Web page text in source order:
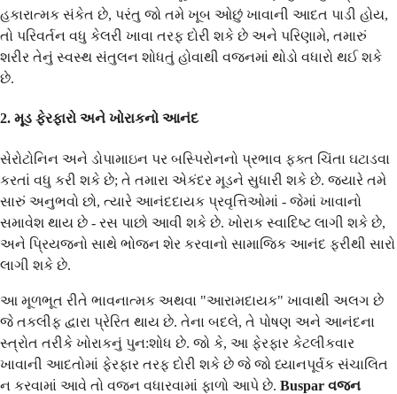
હકારાત્મક સંકેત છે, પરંતુ જો તમે ખૂબ ઓછું ખાવાની આદત પાડી હોય,
તો પરિવર્તન વધુ કેલરી ખાવા તરફ દોરી શકે છે અને પરિણામે, તમારું
શરીર તેનું સ્વસ્થ સંતુલન શોધતું હોવાથી વજનમાં થોડો વધારો થઈ શકે
છે.
2. મૂડ ફેરફારો અને ખોરાકનો આનંદ
સેરોટોનિન અને ડોપામાઇન પર બસ્પિરોનનો પ્રભાવ ફક્ત ચિંતા ઘટાડવા
કરતાં વધુ કરી શકે છે; તે તમારા એકંદર મૂડને સુધારી શકે છે. જ્યારે તમે
સારું અનુભવો છો, ત્યારે આનંદદાયક પ્રવૃત્તિઓમાં - જેમાં ખાવાનો
સમાવેશ થાય છે - રસ પાછો આવી શકે છે. ખોરાક સ્વાદિષ્ટ લાગી શકે છે,
અને પ્રિયજનો સાથે ભોજન શેર કરવાનો સામાજિક આનંદ ફરીથી સારો
લાગી શકે છે.
આ મૂળભૂત રીતે ભાવનાત્મક અથવા "આરામદાયક" ખાવાથી અલગ છે
જે તકલીફ દ્વારા પ્રેરિત થાય છે. તેના બદલે, તે પોષણ અને આનંદના
સ્ત્રોત તરીકે ખોરાકનું પુન:શોધ છે. જો કે, આ ફેરફાર કેટલીકવાર
ખાવાની આદતોમાં ફેરફાર તરફ દોરી શકે છે જે જો ધ્યાનપૂર્વક સંચાલિત
ન કરવામાં આવે તો વજન વધારવામાં ફાળો આપે છે. Buspar વજન